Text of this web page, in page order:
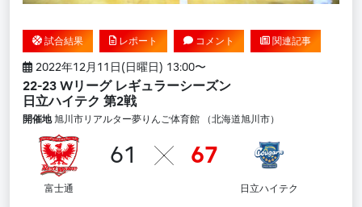
試合結果 レポート コメント 関連記事
2022年12月11日(日曜日) 13:00〜
22-23 Wリーグ レギュラーシーズン
日立ハイテク 第2戦
開催地旭川市リアルター夢りんご体育館 （北海道旭川市）
61 67
富士通 日立ハイテク